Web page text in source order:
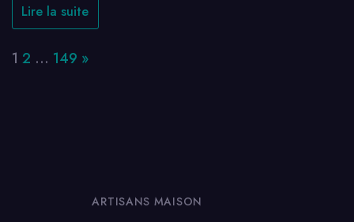
Lire la suite
Page:
1 2 … 149 Next
»
ARTISANS MAISON